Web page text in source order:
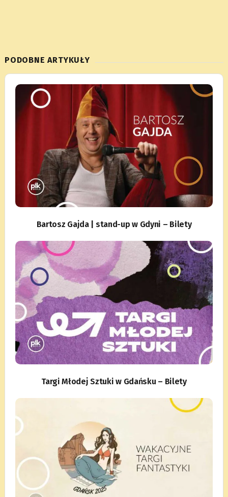
PODOBNE ARTYKUŁY
Bartosz Gajda | stand-up w Gdyni – Bilety
Targi Młodej Sztuki w Gdańsku – Bilety